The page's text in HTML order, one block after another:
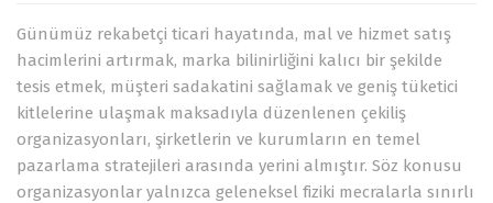
Günümüz rekabetçi ticari hayatında, mal ve hizmet satış
hacimlerini artırmak, marka bilinirliğini kalıcı bir şekilde
tesis etmek, müşteri sadakatini sağlamak ve geniş tüketici
kitlelerine ulaşmak maksadıyla düzenlenen çekiliş
organizasyonları, şirketlerin ve kurumların en temel
pazarlama stratejileri arasında yerini almıştır. Söz konusu
organizasyonlar yalnızca geleneksel fiziki mecralarla sınırlı